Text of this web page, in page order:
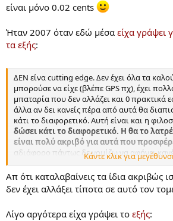
είναι μόνο 0.02 cents
Ήταν 2007 όταν εδώ μέσα είχα γράψει
τα εξής:
ΔΕΝ είνα cutting edge. Δεν έχει όλα τα
μπορούσε να είχε (βλέπε GPS πχ), έχει
μπαταρία που δεν αλλάζει και 0 πρακτικά
άλλα αν δει κανείς πέρα από αυτά θα
κάτι το διαφορετικό. Αυτή είναι και η
δώσει κάτι το διαφορετικό. Η θα το
είναι πολύ ακριβό για αυτά που
αδιάφορο πάντως δε νομίζω να αφήνει
με την εξέλιξη των κινητών και είναι μέσα
Κάντε κλικ για
Απ ότι καταλαβαίνεις τα ίδια ακριβώς
δεν έχει αλλάξει τίποτα σε αυτό τον
Λίγο αργότερα είχα γράψει το εξής: